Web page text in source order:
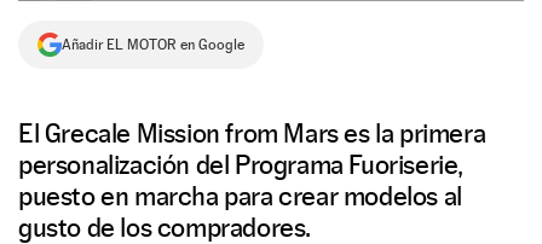
Añadir EL MOTOR en Google
El Grecale Mission from Mars es la primera
personalización del Programa Fuoriserie,
puesto en marcha para crear modelos al
gusto de los compradores.